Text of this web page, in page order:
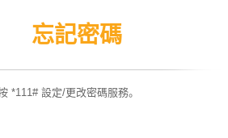
忘記密碼
*111# 設定/更改密碼服務。